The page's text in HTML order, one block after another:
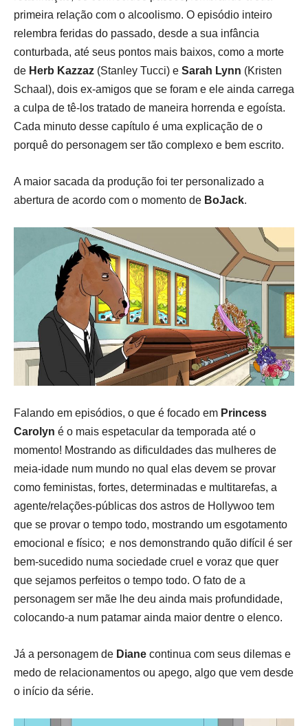
primeira relação com o alcoolismo. O episódio inteiro
relembra feridas do passado, desde a sua infância
conturbada, até seus pontos mais baixos, como a morte
de Herb Kazzaz (Stanley Tucci) e Sarah Lynn (Kristen
Schaal), dois ex-amigos que se foram e ele ainda carrega
a culpa de tê-los tratado de maneira horrenda e egoísta.
Cada minuto desse capítulo é uma explicação de o
porquê do personagem ser tão complexo e bem escrito.
A maior sacada da produção foi ter personalizado a
abertura de acordo com o momento de BoJack.
Falando em episódios, o que é focado em Princess
Carolyn é o mais espetacular da temporada até o
momento! Mostrando as dificuldades das mulheres de
meia-idade num mundo no qual elas devem se provar
como feministas, fortes, determinadas e multitarefas, a
agente/relações-públicas dos astros de Hollywoo tem
que se provar o tempo todo, mostrando um esgotamento
emocional e físico; e nos demonstrando quão difícil é ser
bem-sucedido numa sociedade cruel e voraz que quer
que sejamos perfeitos o tempo todo. O fato de a
personagem ser mãe lhe deu ainda mais profundidade,
colocando-a num patamar ainda maior dentre o elenco.
Já a personagem de Diane continua com seus dilemas e
medo de relacionamentos ou apego, algo que vem desde
o início da série.